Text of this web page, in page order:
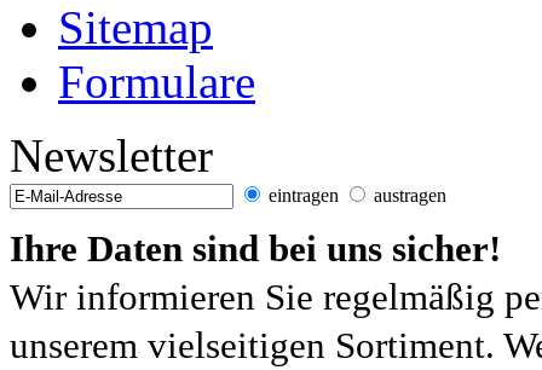
Sitemap
Formulare
Newsletter
eintragen austragen
Ihre Daten sind bei uns sicher!
Wir informieren Sie regelmäßig
unserem vielseitigen Sortiment.